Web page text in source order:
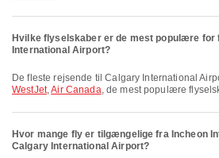
Hvilke flyselskaber er de mest populære
International Airport?
De fleste rejsende til Calgary International
WestJet,Air Canada, de mest populære
Hvor mange fly er tilgængelige fra Incheon
Calgary International Airport?